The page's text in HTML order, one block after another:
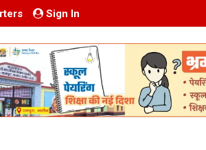
Sign In